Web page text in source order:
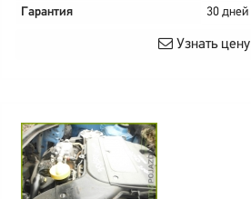
Гарантия
30 дней
Узнать цену